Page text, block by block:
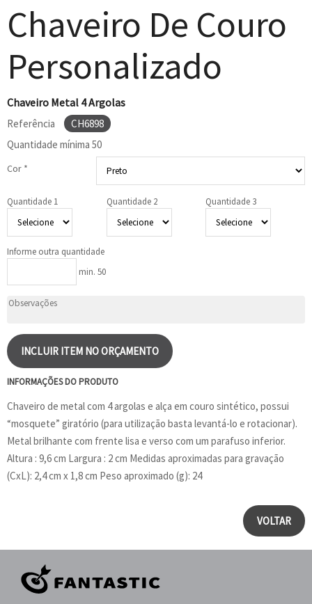
Chaveiro De Couro
Personalizado
Chaveiro Metal 4 Argolas
Referência
CH6898
Quantidade mínima 50
Cor *
Quantidade 1 Quantidade 2 Quantidade 3
Informe outra quantidade
min. 50
INCLUIR ITEM NO ORÇAMENTO
INFORMAÇÕES DO PRODUTO
Chaveiro de metal com 4 argolas e alça em couro sintético, possui
“mosquete” giratório (para utilização basta levantá-lo e rotacionar).
Metal brilhante com frente lisa e verso com um parafuso inferior.
Altura : 9,6 cm Largura : 2 cm Medidas aproximadas para gravação
(CxL): 2,4 cm x 1,8 cm Peso aproximado (g): 24
VOLTAR